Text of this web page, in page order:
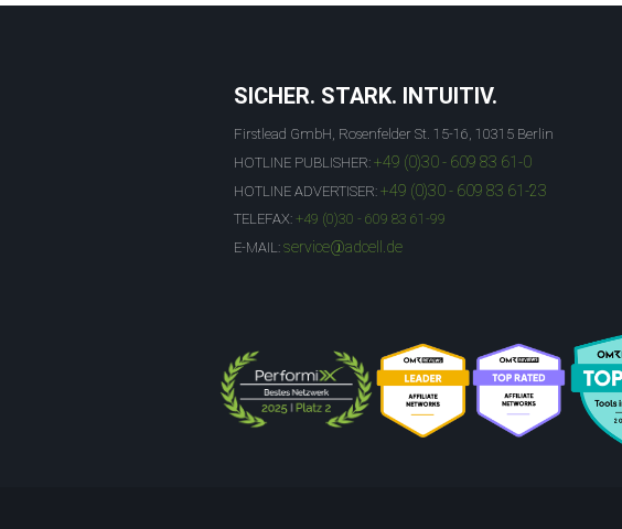
SICHER. STARK. INTUITIV.
Firstlead GmbH, Rosenfelder St. 15-16, 10315 Berlin
HOTLINE PUBLISHER: +49 (0)30 - 609 83 61-0
HOTLINE ADVERTISER: +49 (0)30 - 609 83 61-23
TELEFAX: +49 (0)30 - 609 83 61-99
E-MAIL: service@adcell.de